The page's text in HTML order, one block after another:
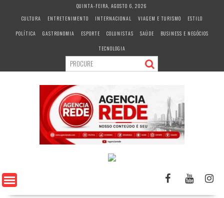
c
QUINTA-FEIRA, AGOSTO 6, 2026
CULTURA
ENTRETENIMENTO INTERNACIONAL VIAGEM E TURISMO
ESTILO
POLÍTICA
GASTRONOMIA ESPORTE COLUNISTAS SAÚDE
BUSINESS E NEGÓCIOS
TECNOLOGIA